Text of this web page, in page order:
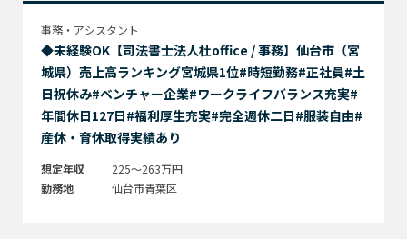
事務・アシスタント
◆未経験OK【司法書士法人杜office / 事務】仙台市（宮
城県）売上高ランキング宮城県1位#時短勤務#正社員#土
日祝休み#ベンチャー企業#ワークライフバランス充実#
年間休日127日#福利厚生充実#完全週休二日#服装自由#
産休・育休取得実績あり
想定年収
225～263万円
勤務地
仙台市青葉区